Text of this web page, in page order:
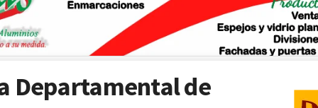
U
Departamental de